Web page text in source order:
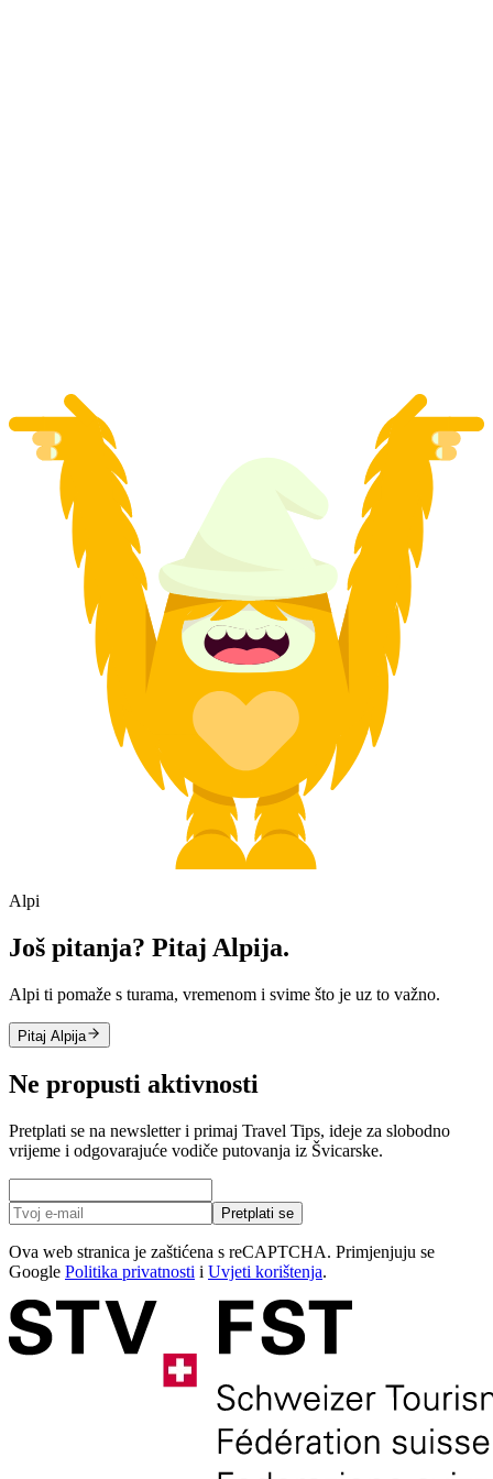
Alpi
Još pitanja? Pitaj Alpija.
Alpi ti pomaže s turama, vremenom i svime što je uz to važno.
Pitaj Alpija
Ne propusti aktivnosti
Pretplati se na newsletter i primaj Travel Tips, ideje za slobodno
vrijeme i odgovarajuće vodiče putovanja iz Švicarske.
Pretplati se
Ova web stranica je zaštićena s reCAPTCHA. Primjenjuju se
Google Politika privatnosti i Uvjeti korištenja.